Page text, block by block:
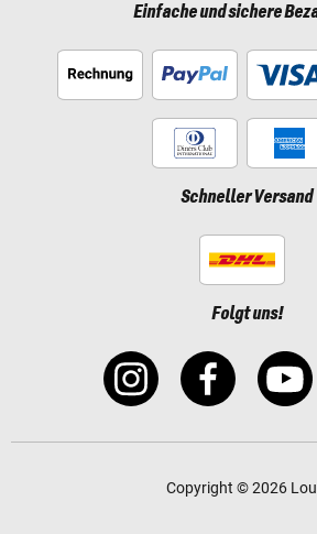
Einfache und sichere
Schneller Versand
Folgt uns!
Copyright © 2026